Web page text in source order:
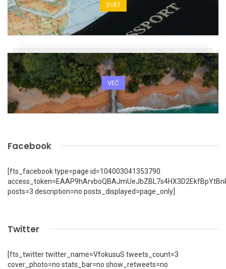
SVET
VEČ
Facebook
[fts_facebook type=page id=104003041353790
posts=3 description=no posts_displayed=page_only]
Twitter
[fts_twitter twitter_name=VfokusuS tweets_count=3
cover_photo=no stats_bar=no show_retweets=no